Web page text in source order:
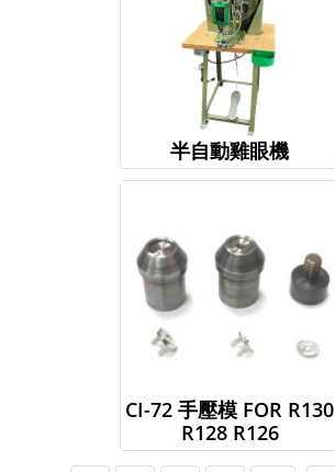
半自動雞眼機
CI-72 手壓模 FOR R130
R128 R126